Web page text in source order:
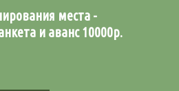
места -
и аванс 10000р.